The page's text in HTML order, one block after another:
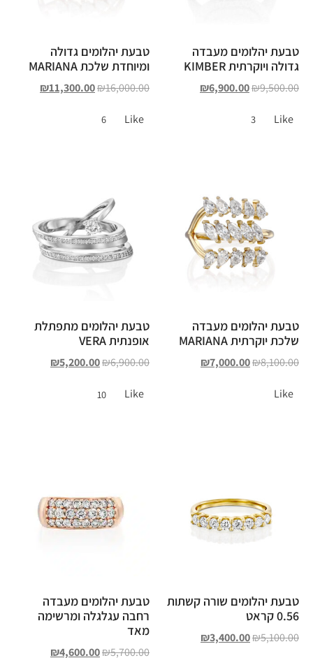
טבעת יהלומים מעבדה
גדולה ויוקרתית KIMBER
₪9,500.00
₪6,900.00
Like
3
טבעת יהלומים גדולה
ומיוחדת שלכת MARIANA
₪16,000.00
₪11,300.00
Like
6
טבעת יהלומים מעבדה
שלכת יוקרתית MARIANA
₪8,100.00
₪7,000.00
Like
טבעת יהלומים מתפתלת
אופנתית VERA
₪6,900.00
₪5,200.00
Like
10
טבעת יהלומים שורה קשתות
0.56 קראט
₪5,100.00
₪3,400.00
טבעת יהלומים מעבדה
רחבה עגלגלה ומרשימה
מאד
₪5,700.00
₪4,600.00